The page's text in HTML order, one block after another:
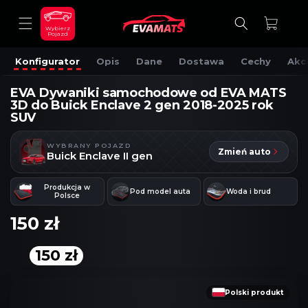
TREŚCI
Wybierz
Pojazd
Koszyk
Konfigurator Opis Dane Dostawa Cechy
EVA Dywaniki samochodowe od EVA MATS
3D do Buick Enclave 2 gen 2018-2025 rok
SUV
WYBRANY POJAZD
Buick Enclave II gen Zmień auto
Produkcja w
Polsce
Pod model auta Woda i brud
150 zł
150 zł
Polski produkt
ABY